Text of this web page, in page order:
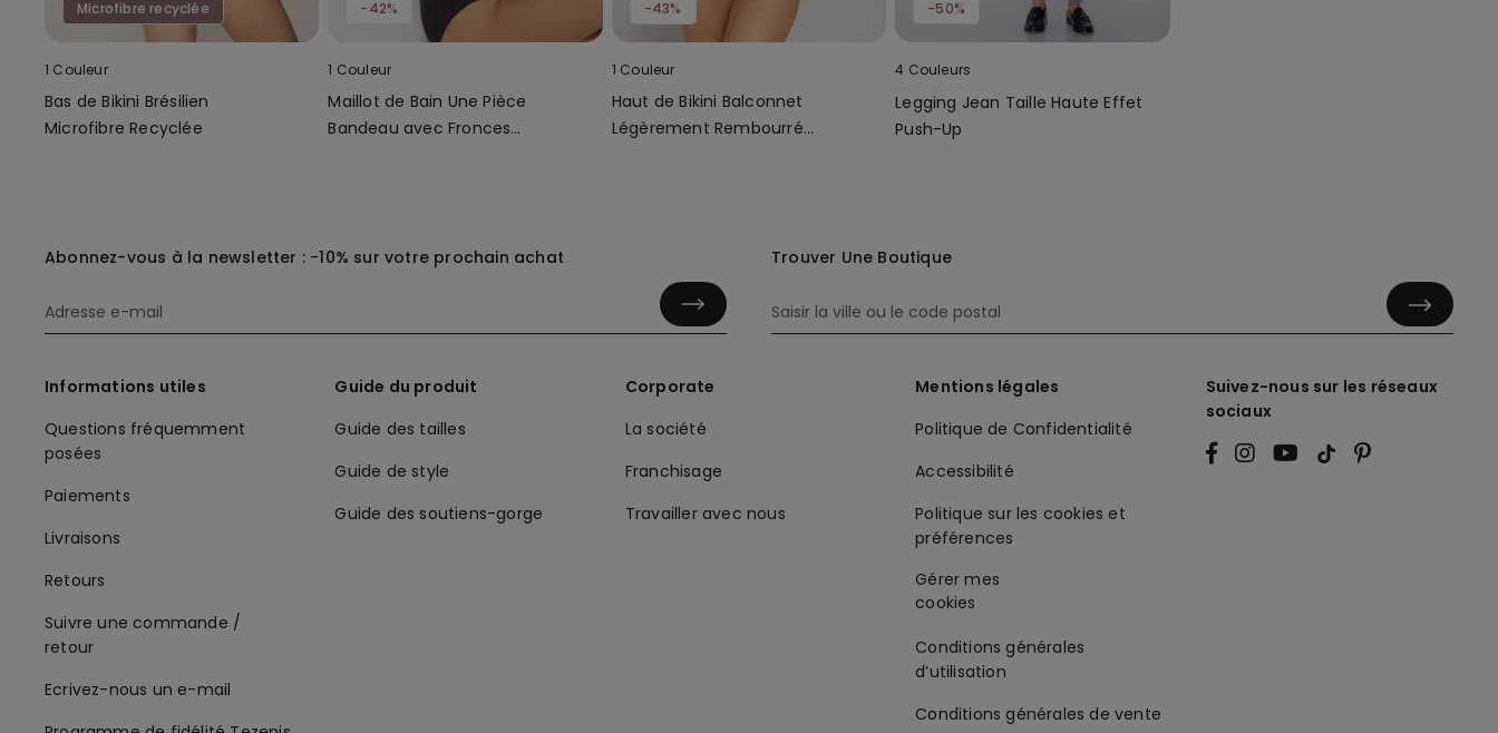
Microfibre recyclée
1 Couleur
Bas de Bikini Brésilien
Microfibre Recyclée
-42%
1 Couleur
Maillot de Bain Une Pièce
Bandeau avec Fronces
-43%
1 Couleur
Haut de Bikini Balconnet
Légèrement Rembourré
-50%
4 Couleurs
Legging Jean Taille Haute Effet
Push-Up
Abonnez-vous à la newsletter : -10% sur votre prochain achat Trouver Une Boutique
Informations utiles
Questions fréquemment
posées
Paiements
Livraisons
Retours
Suivre une commande /
retour
Ecrivez-nous un e-mail
Guide du produit
Guide des tailles
Guide de style
Guide des soutiens-gorge
Corporate
La société
Franchisage
Travailler avec nous
Mentions légales
Politique de Confidentialité
Accessibilité
Politique sur les cookies et
préférences
Conditions générales
d’utilisation
Conditions générales de vente
Suivez-nous sur les réseaux
sociaux